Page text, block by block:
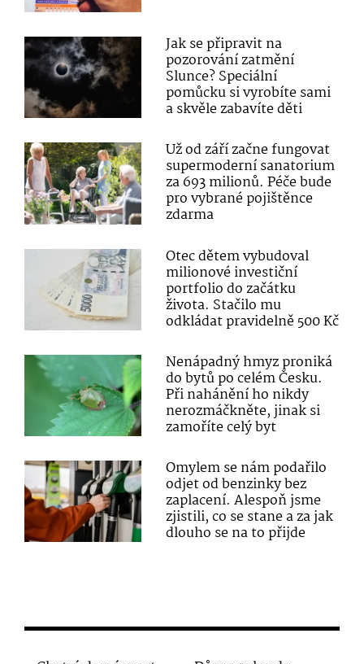
Jak se připravit na
pozorování zatmění
Slunce? Speciální
pomůcku si vyrobíte sami
a skvěle zabavíte děti
Už od září začne fungovat
supermoderní sanatorium
za 693 milionů. Péče bude
pro vybrané pojištěnce
zdarma
Otec dětem vybudoval
milionové investiční
portfolio do začátku
života. Stačilo mu
odkládat pravidelně 500 Kč
Nenápadný hmyz proniká
do bytů po celém Česku.
Při nahánění ho nikdy
nerozmáčkněte, jinak si
zamoříte celý byt
Omylem se nám podařilo
odjet od benzinky bez
zaplacení. Alespoň jsme
zjistili, co se stane a za jak
dlouho se na to přijde